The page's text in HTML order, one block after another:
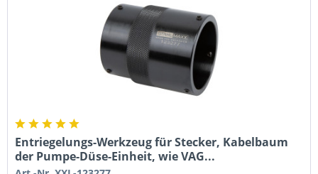
Entriegelungs-Werkzeug für Stecker, Kabelbaum
der Pumpe-Düse-Einheit, wie VAG...